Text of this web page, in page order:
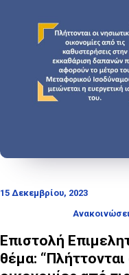
15 Δεκεμβρίου, 2023
Επιστολή
θέμα: “Πλήττονται